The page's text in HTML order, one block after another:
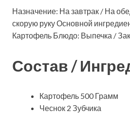
Назначение: На завтрак / На
скорую руку Основной
Картофель Блюдо: Выпечка /
Состав /
Картофель 500 Грамм
Чеснок 2 Зубчика